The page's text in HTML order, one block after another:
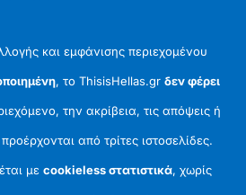
και εμφάνισης περιεχομένου
, το ThisisHellas.grδεν φέρει
την ακρίβεια, τις απόψεις ή
από τρίτες ιστοσελίδες.
μεcookieless στατιστικά, χωρίς